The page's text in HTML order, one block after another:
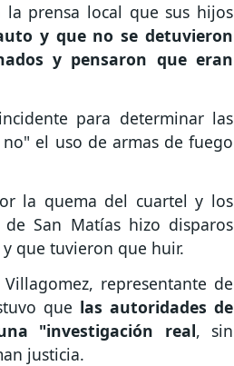
prensa local que sus hijos
y que no se detuvieron
y pensaron que eran
para determinar las
el uso de armas de fuego
la quema del cuartel y los
San Matías hizo disparos
que tuvieron que huir.
representante de
que las autoridades de
"investigación real, sin
justicia.